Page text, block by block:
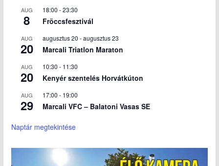
AUG
8
18:00 -23:30
Fröccsfesztivál
AUG
20
augusztus 20 -augusztus 23
Marcali Triatlon Maraton
AUG
20
10:30 - 11:30
Kenyér szentelés Horvátkúton
AUG
29
17:00 - 19:00
Marcali VFC – Balatoni Vasas SE
Naptár megtekintése